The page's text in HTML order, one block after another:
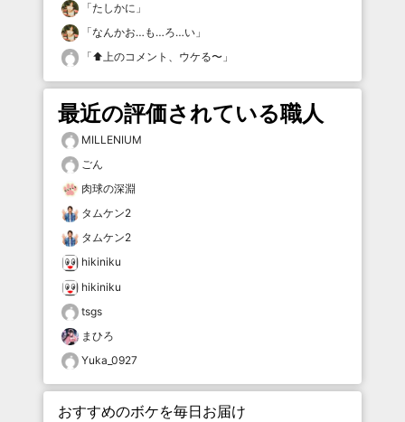
「たしかに 」
「なんかお…も…ろ…い 」
「⬆️上のコメント、ウケる〜 」
最近の評価されている職人
MILLENIUM
ごん
肉球の深淵
タムケン2
タムケン2
hikiniku
hikiniku
tsgs
まひろ
Yuka_0927
おすすめのボケを毎日お届け